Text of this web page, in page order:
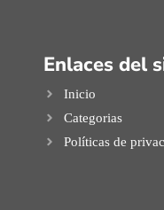
Enlaces del
Inicio
Categorias
Políticas de